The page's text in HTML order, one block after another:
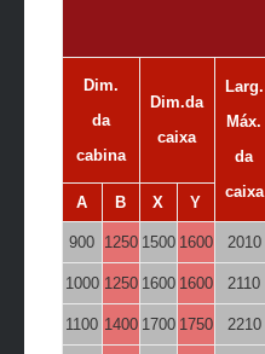
Dim.
da
cabina
Dim.da
caixa
Larg.
Máx.
da
caixa
A B X Y
900 1250 1500 1600 2010
1000 1250 1600 1600 2110
1100 1400 1700 1750 2210